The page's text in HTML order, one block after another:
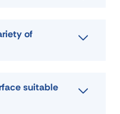
of
suitable